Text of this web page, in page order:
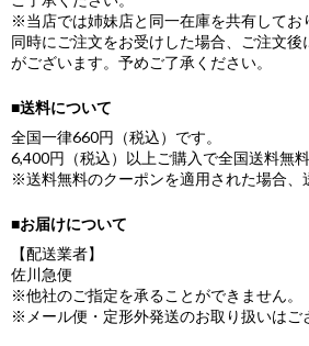
※当店では姉妹店と同一在庫を共有してお
同時にご注文をお受けした場合、ご注文後
がございます。予めご了承ください。
■送料について
全国一律660円（税込）です。
6,400円（税込）以上ご購入で全国送料無料
※送料無料のクーポンを適用された場合、
■お届けについて
【配送業者】
佐川急便
※他社のご指定を承ることができません。
※メール便・定形外発送のお取り扱いはご